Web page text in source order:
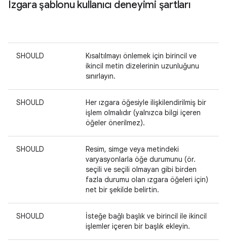
Izgara şablonu kullanıcı deneyimi şartları
SHOULD
Kısaltılmayı önlemek için birincil ve
ikincil metin dizelerinin uzunluğunu
sınırlayın.
SHOULD
Her ızgara öğesiyle ilişkilendirilmiş bir
işlem olmalıdır (yalnızca bilgi içeren
öğeler önerilmez).
SHOULD
Resim, simge veya metindeki
varyasyonlarla öğe durumunu (ör.
seçili ve seçili olmayan gibi birden
fazla durumu olan ızgara öğeleri için)
net bir şekilde belirtin.
SHOULD
İsteğe bağlı başlık ve birincil ile ikincil
işlemler içeren bir başlık ekleyin.